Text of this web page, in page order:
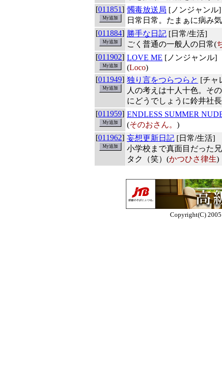
[011851] 髑毒放送局 [ノンジャンル]
日常日常。たまぁに病み
[011884] 勝手な日記 [日常/生活]
ごく普通の一般人の日常(
[011902] LOVE ME [ノンジャンル]
(Loco)
[011949] 独り言をつらつらと [チャ
人の考えは十人十色。そ
にどうでしょうに鈴井社
[011959] ENDLESS SUMMER
(そのおさん。 )
[011962] 妄想更新日記 [日常/生活]
小学校まで真面目だった
タク（笑）(かつひさ律生)
Copyright(C)